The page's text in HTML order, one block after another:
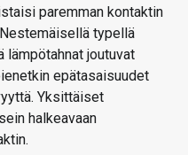
paremman kontaktin
typellä
joutuvat
epätasaisuudet
Yksittäiset
halkeavaan